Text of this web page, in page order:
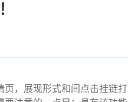
页，展现形式和间点击挂链打